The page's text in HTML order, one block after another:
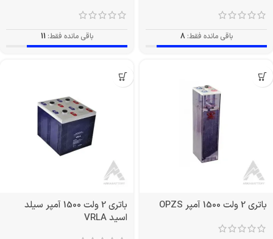
باقی مانده فقط: 8 باقی مانده فقط: 11
باتری 2 ولت 1500 آمپر OPZS
باتری 2 ولت 1500 آمپر سیلد
اسید VRLA